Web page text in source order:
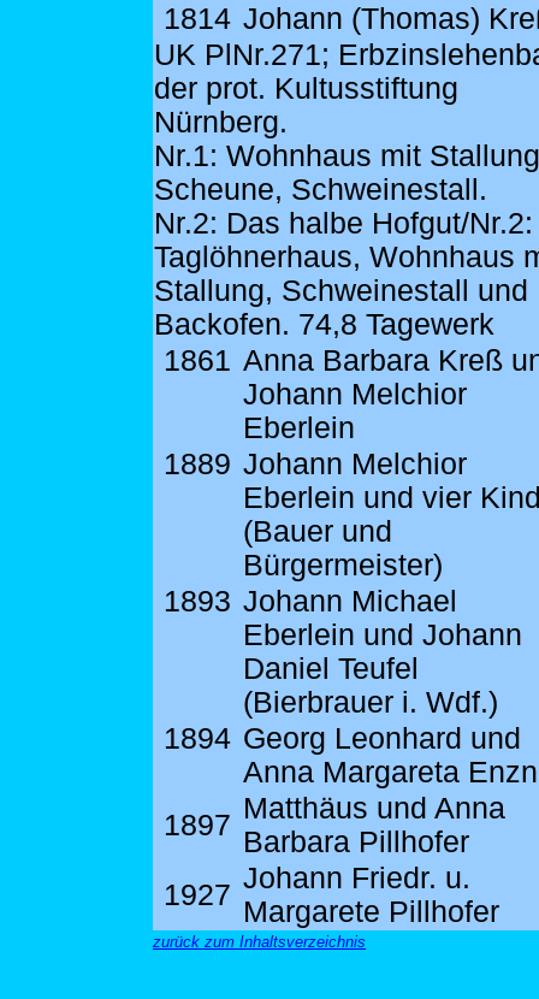
1814 Johann (Thomas)
UK PlNr.271;
der prot. Kultusstiftung
Nürnberg.
Nr.1: Wohnhaus mit
Scheune, Schweinestall.
Nr.2: Das halbe Hofgut/Nr.2:
Taglöhnerhaus, Wohnhaus
Stallung, Schweinestall und
Backofen. 74,8 Tagewerk
1861 Anna Barbara Kreß
Johann Melchior
Eberlein
1889 Johann Melchior
Eberlein und vier
(Bauer und
Bürgermeister)
1893 Johann Michael
Eberlein und Johann
Daniel Teufel
(Bierbrauer i. Wdf.)
1894 Georg Leonhard und
Anna Margareta
1897
Matthäus und Anna
Barbara Pillhofer
1927
Johann Friedr. u.
Margarete Pillhofer
zurück zum Inhaltsverzeichnis